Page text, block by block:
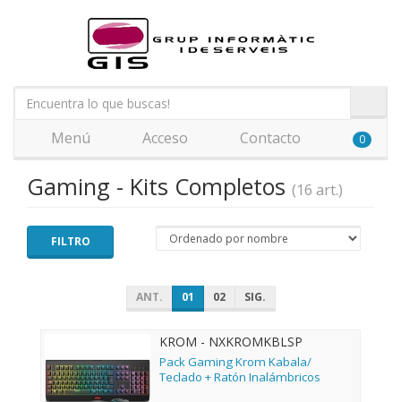
Menú Acceso Contacto 0
Gaming - Kits Completos (16 art.)
FILTRO
ANT. 01 02 SIG.
KROM - NXKROMKBLSP
Pack Gaming Krom Kabala/
Teclado + Ratón Inalámbricos